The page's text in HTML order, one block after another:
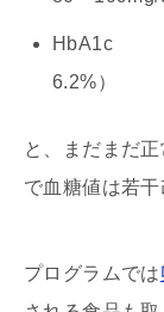
HbA1c
6.2%）
と、まだまだ
で血糖値は若干
プログラムでは